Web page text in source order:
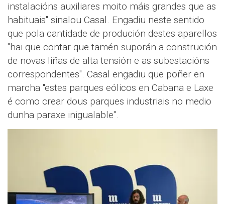
instalacións auxiliares moito máis grandes que as
habituais" sinalou Casal. Engadiu neste sentido
que pola cantidade de produción destes aparellos
"hai que contar que tamén suporán a construción
de novas liñas de alta tensión e as subestacións
correspondentes". Casal engadiu que poñer en
marcha "estes parques eólicos en Cabana e Laxe
é como crear dous parques industriais no medio
dunha paraxe inigualable".